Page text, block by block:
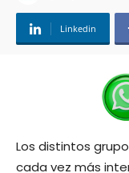
Linkedin
Los distintos
cada vez más